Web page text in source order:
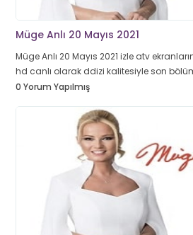
Müge Anlı 20 Mayıs 2021
Müge Anlı 20 Mayıs 2021 izle atv
hd canlı olarak ddizi kalitesiyle son
0 Yorum Yapılmış